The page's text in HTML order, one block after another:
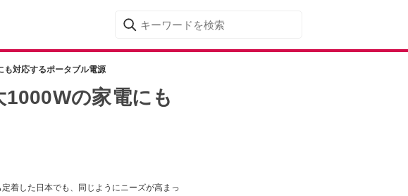
も対応するポータブル電源
1000Wの家電にも
着した日本でも、同じようにニーズが高まっ